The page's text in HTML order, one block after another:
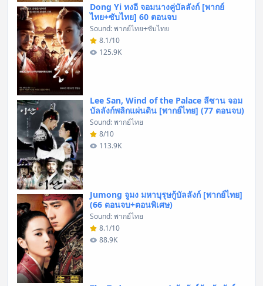
Dong Yi ทงอี จอมนางคู่บัลลังก์ [พากย์
ไทย+ซับไทย] 60 ตอนจบ
Sound: พากย์ไทย+ซับไทย
8.1/10
125.9K
Lee San, Wind of the Palace ลีซาน จอม
บัลลังก์พลิกแผ่นดิน [พากย์ไทย] (77 ตอนจบ)
Sound: พากย์ไทย
8/10
113.9K
Jumong จูมง มหาบุรุษกู้บัลลังก์ [พากย์ไทย]
(66 ตอนจบ+ตอนพิเศษ)
Sound: พากย์ไทย
8.1/10
88.9K